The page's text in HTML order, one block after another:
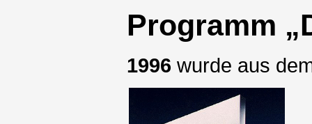
Programm
1996 wurde aus